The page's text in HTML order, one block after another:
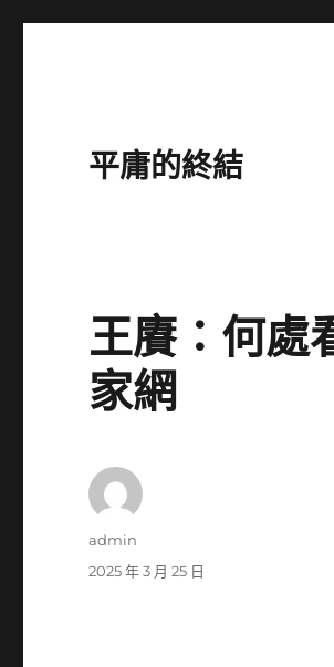
平庸的終結
王賡：何處
家網
作
admin
發
2025 年 3 月 25 日